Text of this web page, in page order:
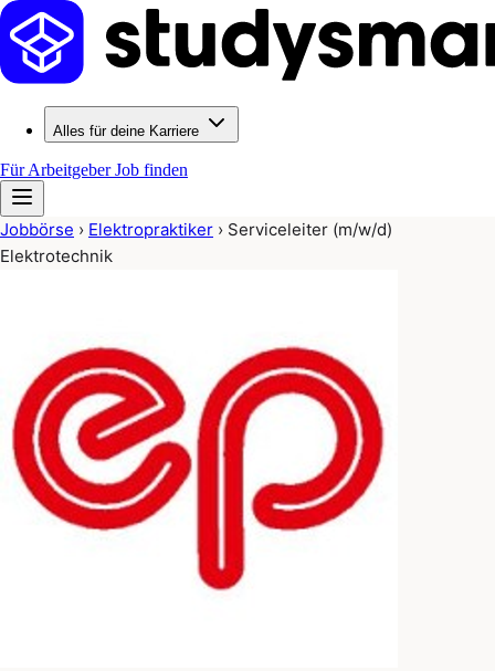
Alles für deine Karriere
Für ArbeitgeberJob finden
Jobbörse › Elektropraktiker › Serviceleiter (m/w/d)
Elektrotechnik